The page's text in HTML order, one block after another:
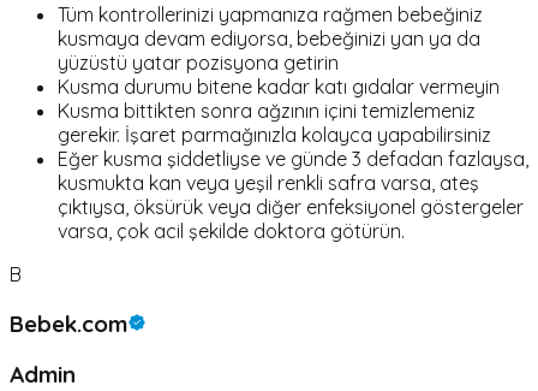
Tüm kontrollerinizi yapmanıza rağmen bebeğiniz
kusmaya devam ediyorsa, bebeğinizi yan ya da
yüzüstü yatar pozisyona getirin
Kusma durumu bitene kadar katı gıdalar vermeyin
Kusma bittikten sonra ağzının içini temizlemeniz
gerekir. İşaret parmağınızla kolayca yapabilirsiniz
Eğer kusma şiddetliyse ve günde 3 defadan fazlaysa,
kusmukta kan veya yeşil renkli safra varsa, ateş
çıktıysa, öksürük veya diğer enfeksiyonel göstergeler
varsa, çok acil şekilde doktora götürün.
B
Bebek.com
Admin